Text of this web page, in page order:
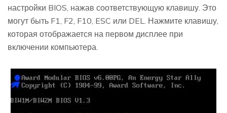
настройки BIOS, нажав соответствующую клавишу. Это
могут быть F1, F2, F10, ESC или DEL. Нажмите клавишу,
которая отображается на первом дисплее при
включении компьютера.